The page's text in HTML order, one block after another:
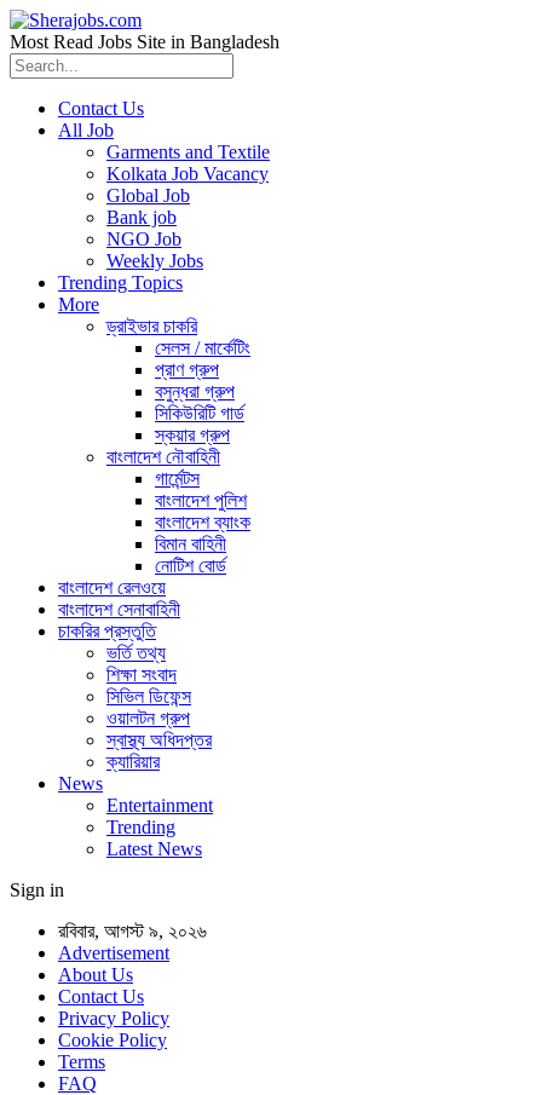
Most Read Jobs Site in Bangladesh
Contact Us
All Job
Garments and Textile
Kolkata Job Vacancy
Global Job
Bank job
NGO Job
Weekly Jobs
Trending Topics
More
ড্রাইভার চাকরি
সেলস / মার্কেটিং
প্রাণ গ্রুপ
বসুন্ধরা গ্রুপ
সিকিউরিটি গার্ড
স্কয়ার গ্রুপ
বাংলাদেশ নৌবাহিনী
গার্মেন্টস
বাংলাদেশ পুলিশ
বাংলাদেশ ব্যাংক
বিমান বাহিনী
নোটিশ বোর্ড
বাংলাদেশ রেলওয়ে
বাংলাদেশ সেনাবাহিনী
চাকরির প্রস্তুতি
ভর্তি তথ্য
শিক্ষা সংবাদ
সিভিল ডিফেন্স
ওয়ালটন গ্রুপ
স্বাস্থ্য অধিদপ্তর
ক্যারিয়ার
News
Entertainment
Trending
Latest News
Sign in
রবিবার, আগস্ট ৯, ২০২৬
Advertisement
About Us
Contact Us
Privacy Policy
Cookie Policy
Terms
FAQ